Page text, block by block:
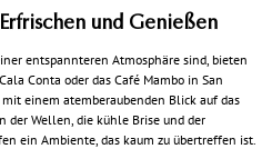
und Genießen
entspannteren Atmosphäre sind, bieten
Conta oder das Café Mambo in San
einem atemberaubenden Blick auf das
der Wellen, die kühle Brise und der
ein Ambiente, das kaum zu übertreffen ist.